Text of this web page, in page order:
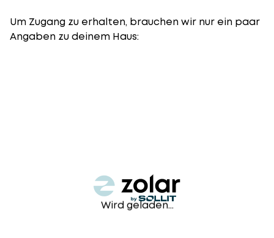
Um Zugang zu erhalten, brauchen wir nur ein paar
Angaben zu deinem Haus:
Wird geladen...